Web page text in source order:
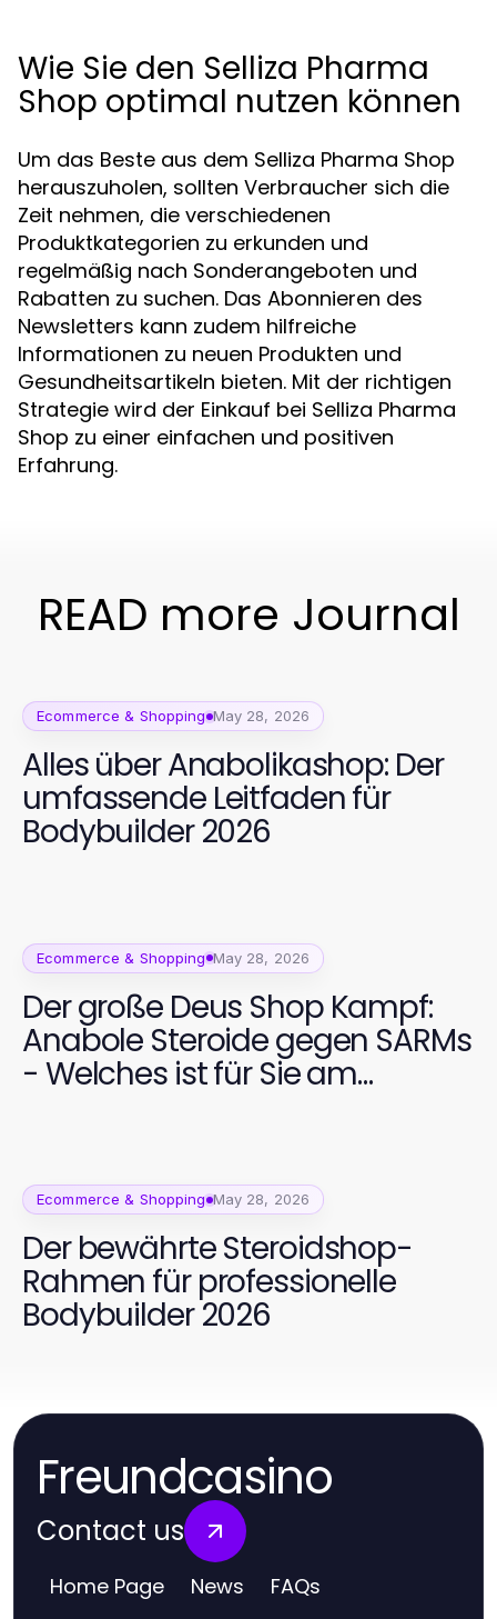
Wie Sie den Selliza Pharma
Shop optimal nutzen können
Um das Beste aus dem Selliza Pharma Shop
herauszuholen, sollten Verbraucher sich die
Zeit nehmen, die verschiedenen
Produktkategorien zu erkunden und
regelmäßig nach Sonderangeboten und
Rabatten zu suchen. Das Abonnieren des
Newsletters kann zudem hilfreiche
Informationen zu neuen Produkten und
Gesundheitsartikeln bieten. Mit der richtigen
Strategie wird der Einkauf bei Selliza Pharma
Shop zu einer einfachen und positiven
Erfahrung.
READ more Journal
Ecommerce & Shopping May 28, 2026
Alles über Anabolikashop: Der
umfassende Leitfaden für
Bodybuilder 2026
Ecommerce & Shopping May 28, 2026
Der große Deus Shop Kampf:
Anabole Steroide gegen SARMs
- Welches ist für Sie am
Ecommerce & Shopping May 28, 2026
Der bewährte Steroidshop-
Rahmen für professionelle
Bodybuilder 2026
Freundcasino
Contact us
Home Page News FAQs